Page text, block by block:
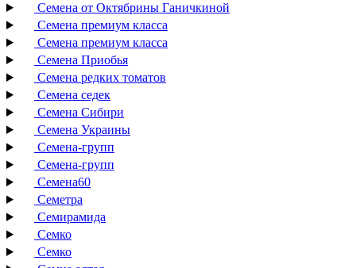
Семена от Октябрины Ганичкиной
Семена премиум класса
Семена премиум класса
Семена Приобья
Семена редких томатов
Семена седек
Семена Сибири
Семена Украины
Семена-групп
Семена-групп
Семена60
Семетра
Семирамида
Семко
Семко